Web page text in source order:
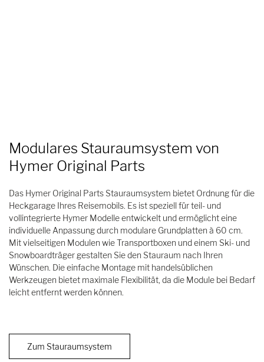
Modulares Stauraumsystem von
Hymer Original Parts
Das Hymer Original Parts Stauraumsystem bietet Ordnung für die
Heckgarage Ihres Reisemobils. Es ist speziell für teil- und
vollintegrierte Hymer Modelle entwickelt und ermöglicht eine
individuelle Anpassung durch modulare Grundplatten à 60 cm.
Mit vielseitigen Modulen wie Transportboxen und einem Ski- und
Snowboardträger gestalten Sie den Stauraum nach Ihren
Wünschen. Die einfache Montage mit handelsüblichen
Werkzeugen bietet maximale Flexibilität, da die Module bei Bedarf
leicht entfernt werden können.
Zum Stauraumsystem